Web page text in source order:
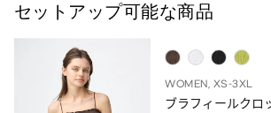
セットアップ可能な商品
WOMEN, XS-3XL
ブラフィールクロ